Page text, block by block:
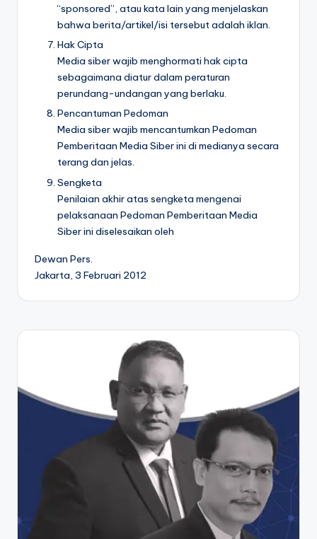
“sponsored”, atau kata lain yang menjelaskan
bahwa berita/artikel/isi tersebut adalah iklan.
Hak Cipta
Media siber wajib menghormati hak cipta
sebagaimana diatur dalam peraturan
perundang-undangan yang berlaku.
Pencantuman Pedoman
Media siber wajib mencantumkan Pedoman
Pemberitaan Media Siber ini di medianya secara
terang dan jelas.
Sengketa
Penilaian akhir atas sengketa mengenai
pelaksanaan Pedoman Pemberitaan Media
Siber ini diselesaikan oleh
Dewan Pers.
Jakarta, 3 Februari 2012